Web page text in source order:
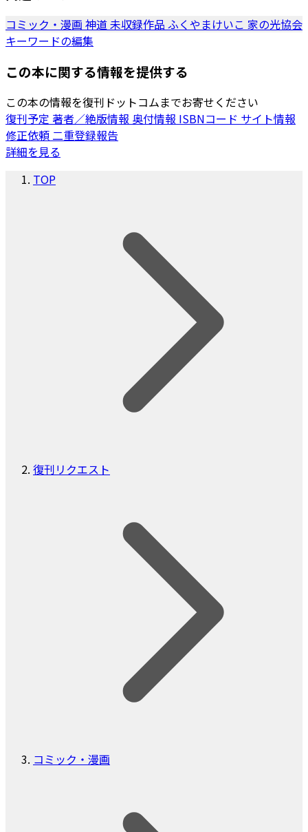
コミック・漫画 神道未収録作品 ふくやまけいこ 家の光協会
キーワードの編集
この本に関する情報を提供する
この本の情報を復刊ドットコムまでお寄せください
復刊予定 著者／絶版情報 奥付情報 ISBNコード サイト情報
修正依頼 二重登録報告
詳細を見る
TOP
復刊リクエスト
コミック・漫画